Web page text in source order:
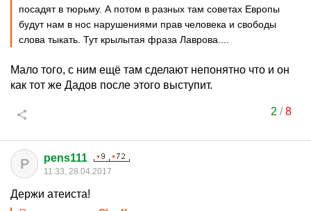
посадят в тюрьму. А потом в разных там советах Европы
будут нам в нос нарушениями прав человека и свободы
слова тыкать. Тут крылытая фраза Лаврова....
Мало того, с ним ещё там сделают непонятно что и он
как тот же Дадов после этого выступит.
2 /8
P pens111
11:33, 28.04.2017
Держи атеиста!